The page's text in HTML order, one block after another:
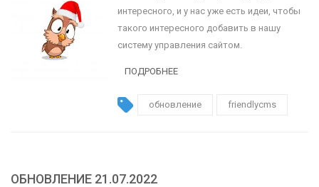
интересного, и у нас уже есть идеи, чтобы
такого интересного добавить в нашу
систему управления сайтом.
ПОДРОБНЕЕ
обновление friendlycms
ОБНОВЛЕНИЕ 21.07.2022